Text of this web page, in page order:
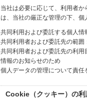
当社は必要に応じて、利用者
は、当社の厳正な管理の下、個
共同利用および委託する個人
共同利用者および委託先の範
共同利用者および委託先の利
情報のお知らせのため
個人データの管理について責任
Cookie（クッキー）の利